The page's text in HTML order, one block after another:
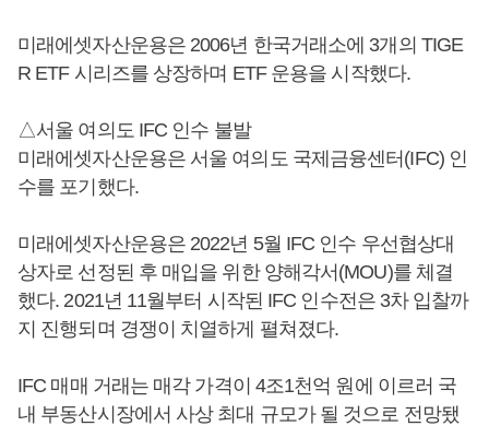
미래에셋자산운용은 2006년 한국거래소에 3개의 TIGE
R ETF 시리즈를 상장하며 ETF 운용을 시작했다.
△서울 여의도 IFC 인수 불발
미래에셋자산운용은 서울 여의도 국제금융센터(IFC) 인
수를 포기했다.
미래에셋자산운용은 2022년 5월 IFC 인수 우선협상대
상자로 선정된 후 매입을 위한 양해각서(MOU)를 체결
했다. 2021년 11월부터 시작된 IFC 인수전은 3차 입찰까
지 진행되며 경쟁이 치열하게 펼쳐졌다.
IFC 매매 거래는 매각 가격이 4조1천억 원에 이르러 국
내 부동산시장에서 사상 최대 규모가 될 것으로 전망됐